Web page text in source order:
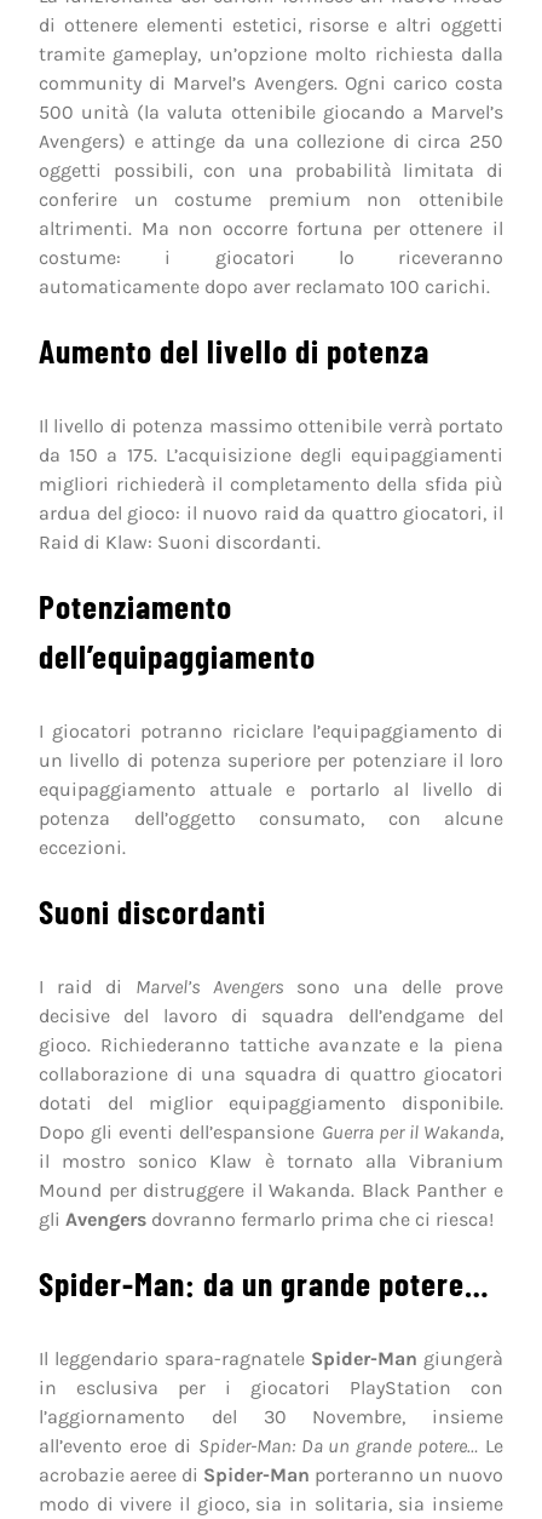
di ottenere elementi estetici, risorse e altri oggetti
tramite gameplay, un’opzione molto richiesta dalla
community di Marvel’s Avengers. Ogni carico costa
500 unità (la valuta ottenibile giocando a Marvel’s
Avengers) e attinge da una collezione di circa 250
oggetti possibili, con una probabilità limitata di
conferire un costume premium non ottenibile
altrimenti. Ma non occorre fortuna per ottenere il
costume: i giocatori lo riceveranno
automaticamente dopo aver reclamato 100 carichi.
Aumento del livello di potenza
Il livello di potenza massimo ottenibile verrà portato
da 150 a 175. L’acquisizione degli equipaggiamenti
migliori richiederà il completamento della sfida più
ardua del gioco: il nuovo raid da quattro giocatori, il
Raid di Klaw: Suoni discordanti.
Potenziamento
dell’equipaggiamento
I giocatori potranno riciclare l’equipaggiamento di
un livello di potenza superiore per potenziare il loro
equipaggiamento attuale e portarlo al livello di
potenza dell’oggetto consumato, con alcune
eccezioni.
Suoni discordanti
I raid di Marvel’s Avengers sono una delle prove
decisive del lavoro di squadra dell’endgame del
gioco. Richiederanno tattiche avanzate e la piena
collaborazione di una squadra di quattro giocatori
dotati del miglior equipaggiamento disponibile.
Dopo gli eventi dell’espansione Guerra per il Wakanda,
il mostro sonico Klaw è tornato alla Vibranium
Mound per distruggere il Wakanda. Black Panther e
gli Avengers dovranno fermarlo prima che ci riesca!
Spider-Man: da un grande potere…
Il leggendario spara-ragnatele Spider-Man giungerà
in esclusiva per i giocatori PlayStation con
l’aggiornamento del 30 Novembre, insieme
all’evento eroe di Spider-Man: Da un grande potere… Le
acrobazie aeree di Spider-Man porteranno un nuovo
modo di vivere il gioco, sia in solitaria, sia insieme